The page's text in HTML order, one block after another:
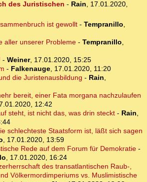
des Juristischen - Rain, 17.01.2020,
ist gewollt- Tempranillo,
aller unserer Probleme- Tempranillo,
- Weiner, 17.01.2020, 15:25
- Falkenauge, 17.01.2020, 11:20
die Juristenausbildung - Rain,
bereit, einer Fata morgana nachzulaufen
12:42
steht, ist nicht das, was drin steckt- Rain,
schlechteste Staatsform ist, läßt sich sagen
, 17.01.2020, 13:59
Rede auf dem Forum für Demokratie-
, 17.01.2020, 16:24
des transatlantischen Raub-,
Völkermordimperiums vs. Muslimistische